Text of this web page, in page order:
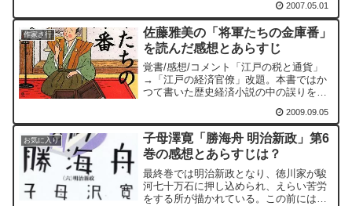
全速力のスピードです。これは、波乱含
みで展開が早いのがひとつ。鳶沢一族の
全員が総力戦で縦横無尽に駆けめぐるた
め、視点がコロコロ変わるのが、もうひ
とつの要素です。
2007.05.01
作家さ行
佐藤雅美の「将軍たちの金庫番」
を読んだ感想とあらすじ
覚書/感想/コメント「江戸の税と通貨」
→「江戸の経済官僚」改題。本書ではか
つて書いた歴史経済小説の中の誤りを正
は好感が持てる。本書は江戸時代の経済
通史である。なぜ小説家が？という疑問
があるが、じつはこの分...
2009.09.05
お気に入り
子母澤寛「勝海舟 明治新政」第6
巻の感想とあらすじは？
最終巻では明治新政となり、徳川家が駿
河七十万石に押し込められ、えらい苦労
をする所が描かれている。この前には上